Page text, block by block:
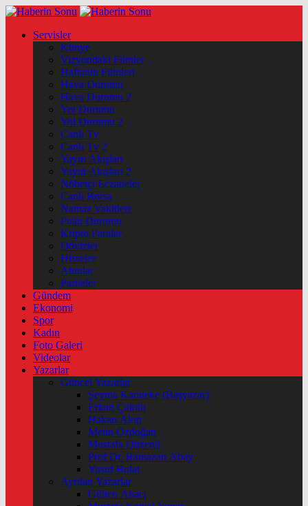
Servisler
Künye
Vizyondaki Filmler
Haftanin Filmleri
Hava Durumu
Hava Durumu 2
Yol Durumu
Yol Durumu 2
Canlı Tv
Canlı Tv 2
Yayın Akışları
Yayın Akışları 2
Nöbetçi Eczaneler
Canlı Borsa
Namaz Vakitleri
Puan Durumu
Kripto Paralar
Dövizler
Hisseler
Altınlar
Pariteler
Gündem
Ekonomi
Spor
Kadın
Foto Galeri
Videolar
Yazarlar
Güncel Yazarlar
Şeyma Karateke (Başyazar)
Erkan Çakıllı
Hakan Akın
Metin Özdoğan
Mustafa Düzenli
Prof Dr. Ramazan Abay
Yusuf Bolat
Ayrılan Yazarlar
Gülten Abacı